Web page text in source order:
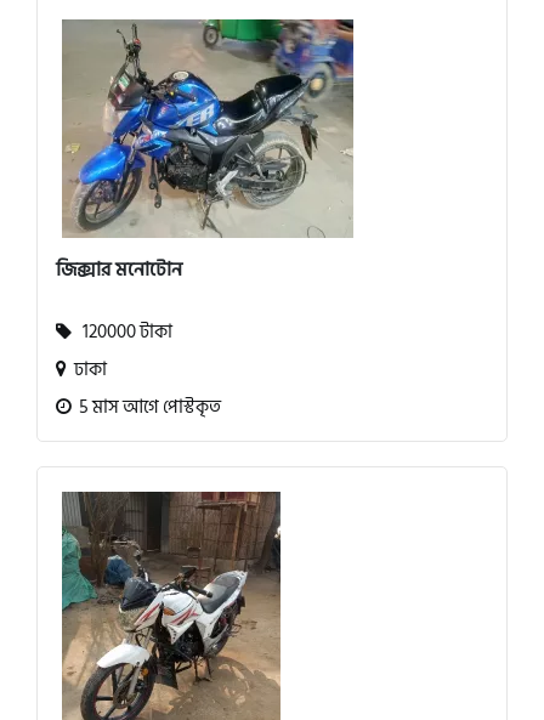
জিক্সার মনোটোন
120000 টাকা
ঢাকা
5 মাস আগে পোস্টকৃত